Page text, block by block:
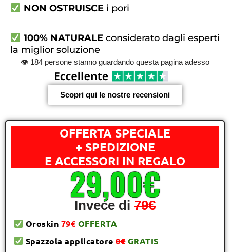
NON OSTRUISCEi pori
100% NATURALEconsiderato dagli esperti
la miglior soluzione
👁 184 persone stanno guardando questa pagina adesso
Scopri qui le nostre recensioni
OFFERTA SPECIALE
+ SPEDIZIONE
E ACCESSORI IN REGALO
29,00€
Invece di 79€
Oroskin79€OFFERTA
Spazzola applicatore0€GRATIS